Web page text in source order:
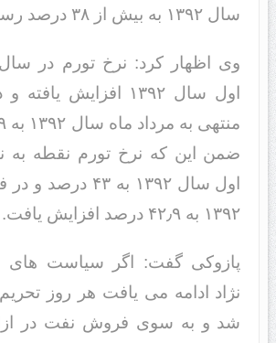
سال ۱۳۹۲ به بیش از ۳۸ درصد رسید.
اول سال ۱۳۹۲ افزایش
ضمن این که نرخ تورم نقطه به
اول سال ۱۳۹۲ به
۱۳۹۲ به ۴۲٫۹ درصد افزایش یافت.
پازوکی گفت: اگر سیاست های
نژاد ادامه می یافت هر روز
شد و به سوی فروش نفت در